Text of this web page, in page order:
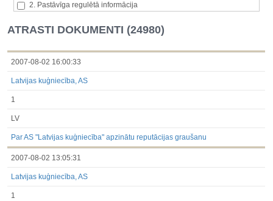
2. Pastāvīga regulētā informācija
2.2. Iekšējā informācija
2.3. Paziņojumi par būtisku akciju paketi
2.4. Emitenta paša akciju iegāde vai atsavināšana
2.5. Balsstiesību kopējais skaits un kapitāls
kategorijām
dalībvalsts tiesību aktiem
Līdz 2017.03.01
Finanšu pārskati
Informācija par akcionāru sapulcēm
ATRASTI DOKUMENTI (24980)
2007-08-02 16:00:33
Latvijas kuģniecība, AS
1
LV
Par AS "Latvijas kuģniecība" apzinātu reputācijas graušanu
2007-08-02 13:05:31
Latvijas kuģniecība, AS
1